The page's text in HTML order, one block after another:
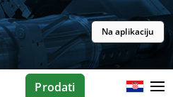
Na aplikaciju
Prodati